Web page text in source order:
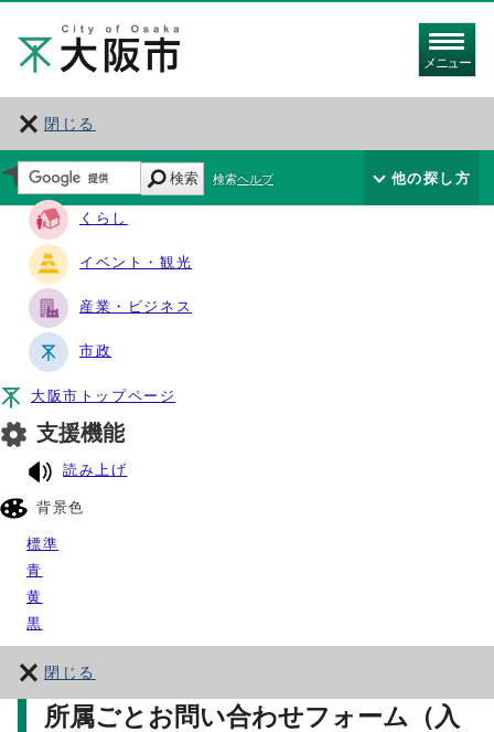
メニュー
閉じる
サイト・ナビ
くらし
イベント・観光
産業・ビジネス
市政
大阪市トップページ
支援機能
読み上げ
背景色
標準
青
黄
黒
閉じる
検索 検索ヘルプ 他の探し方
所属ごとお問い合わせフォーム（入